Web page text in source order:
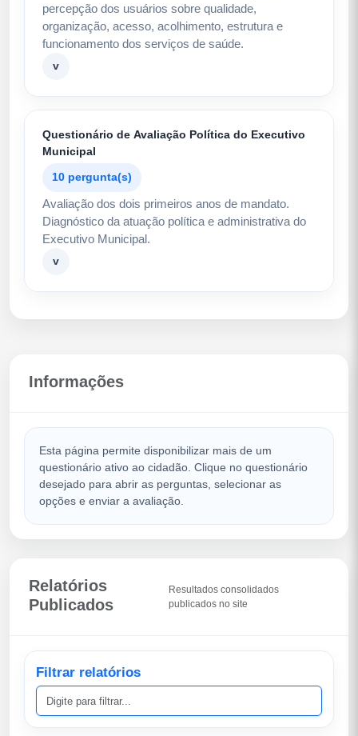
percepção dos usuários sobre qualidade,
organização, acesso, acolhimento, estrutura e
funcionamento dos serviços de saúde.
v
Questionário de Avaliação Política do Executivo
Municipal
10 pergunta(s)
Avaliação dos dois primeiros anos de mandato.
Diagnóstico da atuação política e administrativa do
Executivo Municipal.
v
Informações
Esta página permite disponibilizar mais de um
questionário ativo ao cidadão. Clique no questionário
desejado para abrir as perguntas, selecionar as
opções e enviar a avaliação.
Relatórios
Publicados
Resultados consolidados
publicados no site
Filtrar relatórios